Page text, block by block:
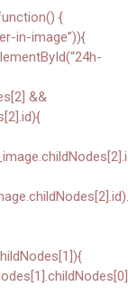
{
in-image”)){
&&